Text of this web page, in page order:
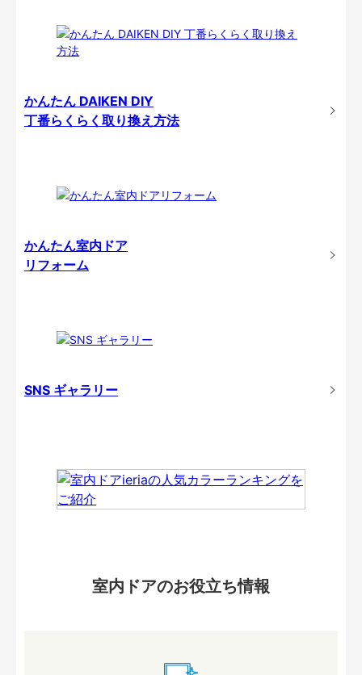
かんたん DAIKEN DIY
丁番らくらく取り換え方法
かんたん室内ドア
リフォーム
SNS ギャラリー
室内ドアのお役立ち情報